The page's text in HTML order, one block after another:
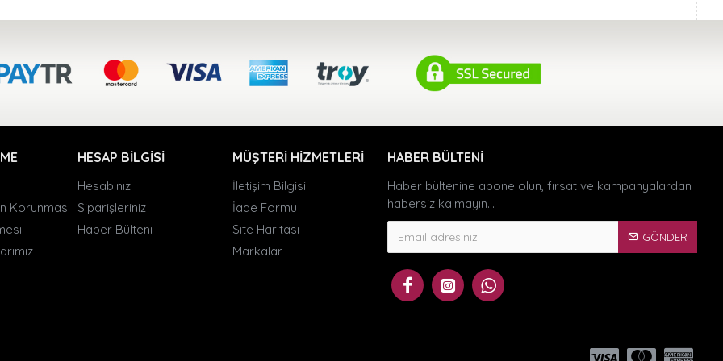
Korunması
HESAP BILGISI
Hesabınız
Siparişleriniz
Haber Bülteni
MÜŞTERI HIZMETLERI
İletişim Bilgisi
İade Formu
Site Haritası
Markalar
HABER BÜLTENI
Haber bültenine abone olun, fırsat ve kampanyalardan
habersiz kalmayın...
GÖNDER